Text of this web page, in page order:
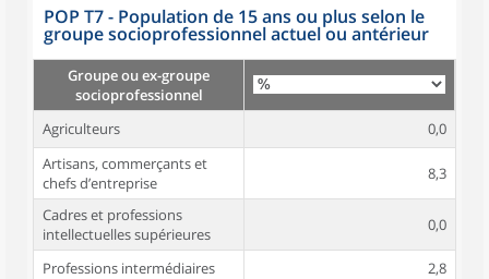
POP T7 - Population de 15 ans ou plus selon le
groupe socioprofessionnel actuel ou antérieur
Groupe ou ex-groupe
socioprofessionnel
Agriculteurs
0,0
Artisans, commerçants et
chefs d’entreprise
8,3
Cadres et professions
intellectuelles supérieures
0,0
Professions intermédiaires
2,8